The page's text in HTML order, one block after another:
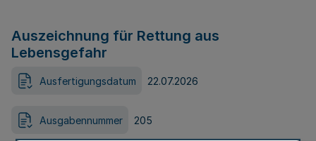
Auszeichnung für Rettung aus
Lebensgefahr
Ausfertigungsdatum 22.07.2026
Ausgabennummer 205